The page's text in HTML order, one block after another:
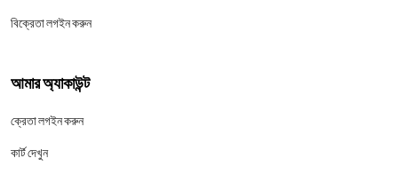
বিক্রেতা লগইন করুন
আমার অ্যাকাউন্ট
ক্রেতা লগইন করুন
কার্ট দেখুন